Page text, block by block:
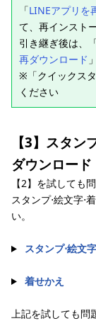
「LINEアプリを
て、再インスト
引き継ぎ後は、
再ダウンロード
※「クイックス
ください
【3】スタン
ダウンロード
【2】を試しても
スタンプ⋅絵文字⋅
い。
スタンプ⋅絵文字
着せかえ
上記を試しても問